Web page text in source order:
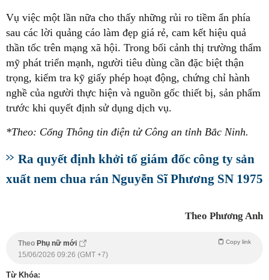
Vụ việc một lần nữa cho thấy những rủi ro tiềm ẩn phía
sau các lời quảng cáo làm đẹp giá rẻ, cam kết hiệu quả
thần tốc trên mạng xã hội. Trong bối cảnh thị trường thẩm
mỹ phát triển mạnh, người tiêu dùng cần đặc biệt thận
trọng, kiểm tra kỹ giấy phép hoạt động, chứng chỉ hành
nghề của người thực hiện và nguồn gốc thiết bị, sản phẩm
trước khi quyết định sử dụng dịch vụ.
*Theo: Cổng Thông tin điện tử Công an tỉnh Bắc Ninh.
Ra quyết định khởi tố giám đốc công ty sản
xuất nem chua rán Nguyễn Sĩ Phương SN 1975
Theo Phương Anh
Theo Phụ nữ mới Copy link
15/06/2026 09:26 (GMT +7)
Từ Khóa: